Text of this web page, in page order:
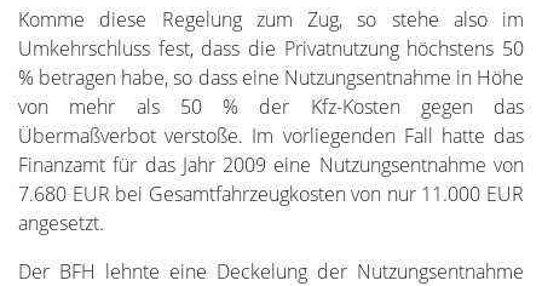
Komme diese Regelung zum Zug, so stehe also im
Umkehrschluss fest, dass die Privatnutzung höchstens 50
% betragen habe, so dass eine Nutzungsentnahme in Höhe
von mehr als 50 % der Kfz-Kosten gegen das
Übermaßverbot verstoße. Im vorliegenden Fall hatte das
Finanzamt für das Jahr 2009 eine Nutzungsentnahme von
7.680 EUR bei Gesamtfahrzeugkosten von nur 11.000 EUR
angesetzt.
Der BFH lehnte eine Deckelung der Nutzungsentnahme